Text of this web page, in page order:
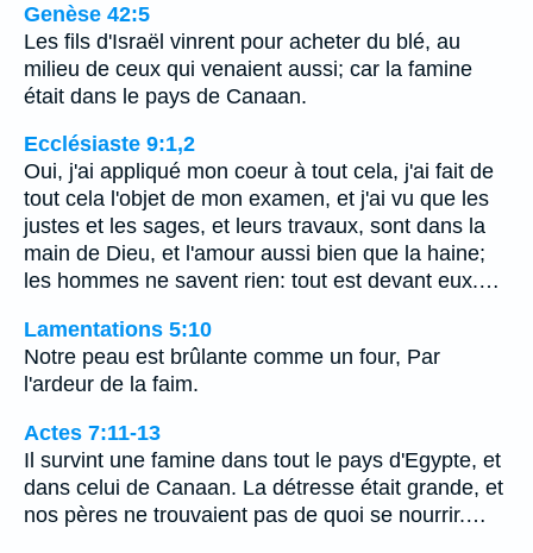
Genèse 42:5
Les fils d'Israël vinrent pour acheter du blé, au
milieu de ceux qui venaient aussi; car la famine
était dans le pays de Canaan.
Ecclésiaste 9:1,2
Oui, j'ai appliqué mon coeur à tout cela, j'ai fait de
tout cela l'objet de mon examen, et j'ai vu que les
justes et les sages, et leurs travaux, sont dans la
main de Dieu, et l'amour aussi bien que la haine;
les hommes ne savent rien: tout est devant eux.…
Lamentations 5:10
Notre peau est brûlante comme un four, Par
l'ardeur de la faim.
Actes 7:11-13
Il survint une famine dans tout le pays d'Egypte, et
dans celui de Canaan. La détresse était grande, et
nos pères ne trouvaient pas de quoi se nourrir.…